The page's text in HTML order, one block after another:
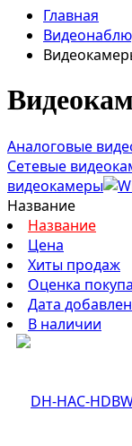
Главная
Аналоговые
Сетевые
видеокамеры
Название
Название
Цена
Хиты продаж
Оценка
Дата
В наличии